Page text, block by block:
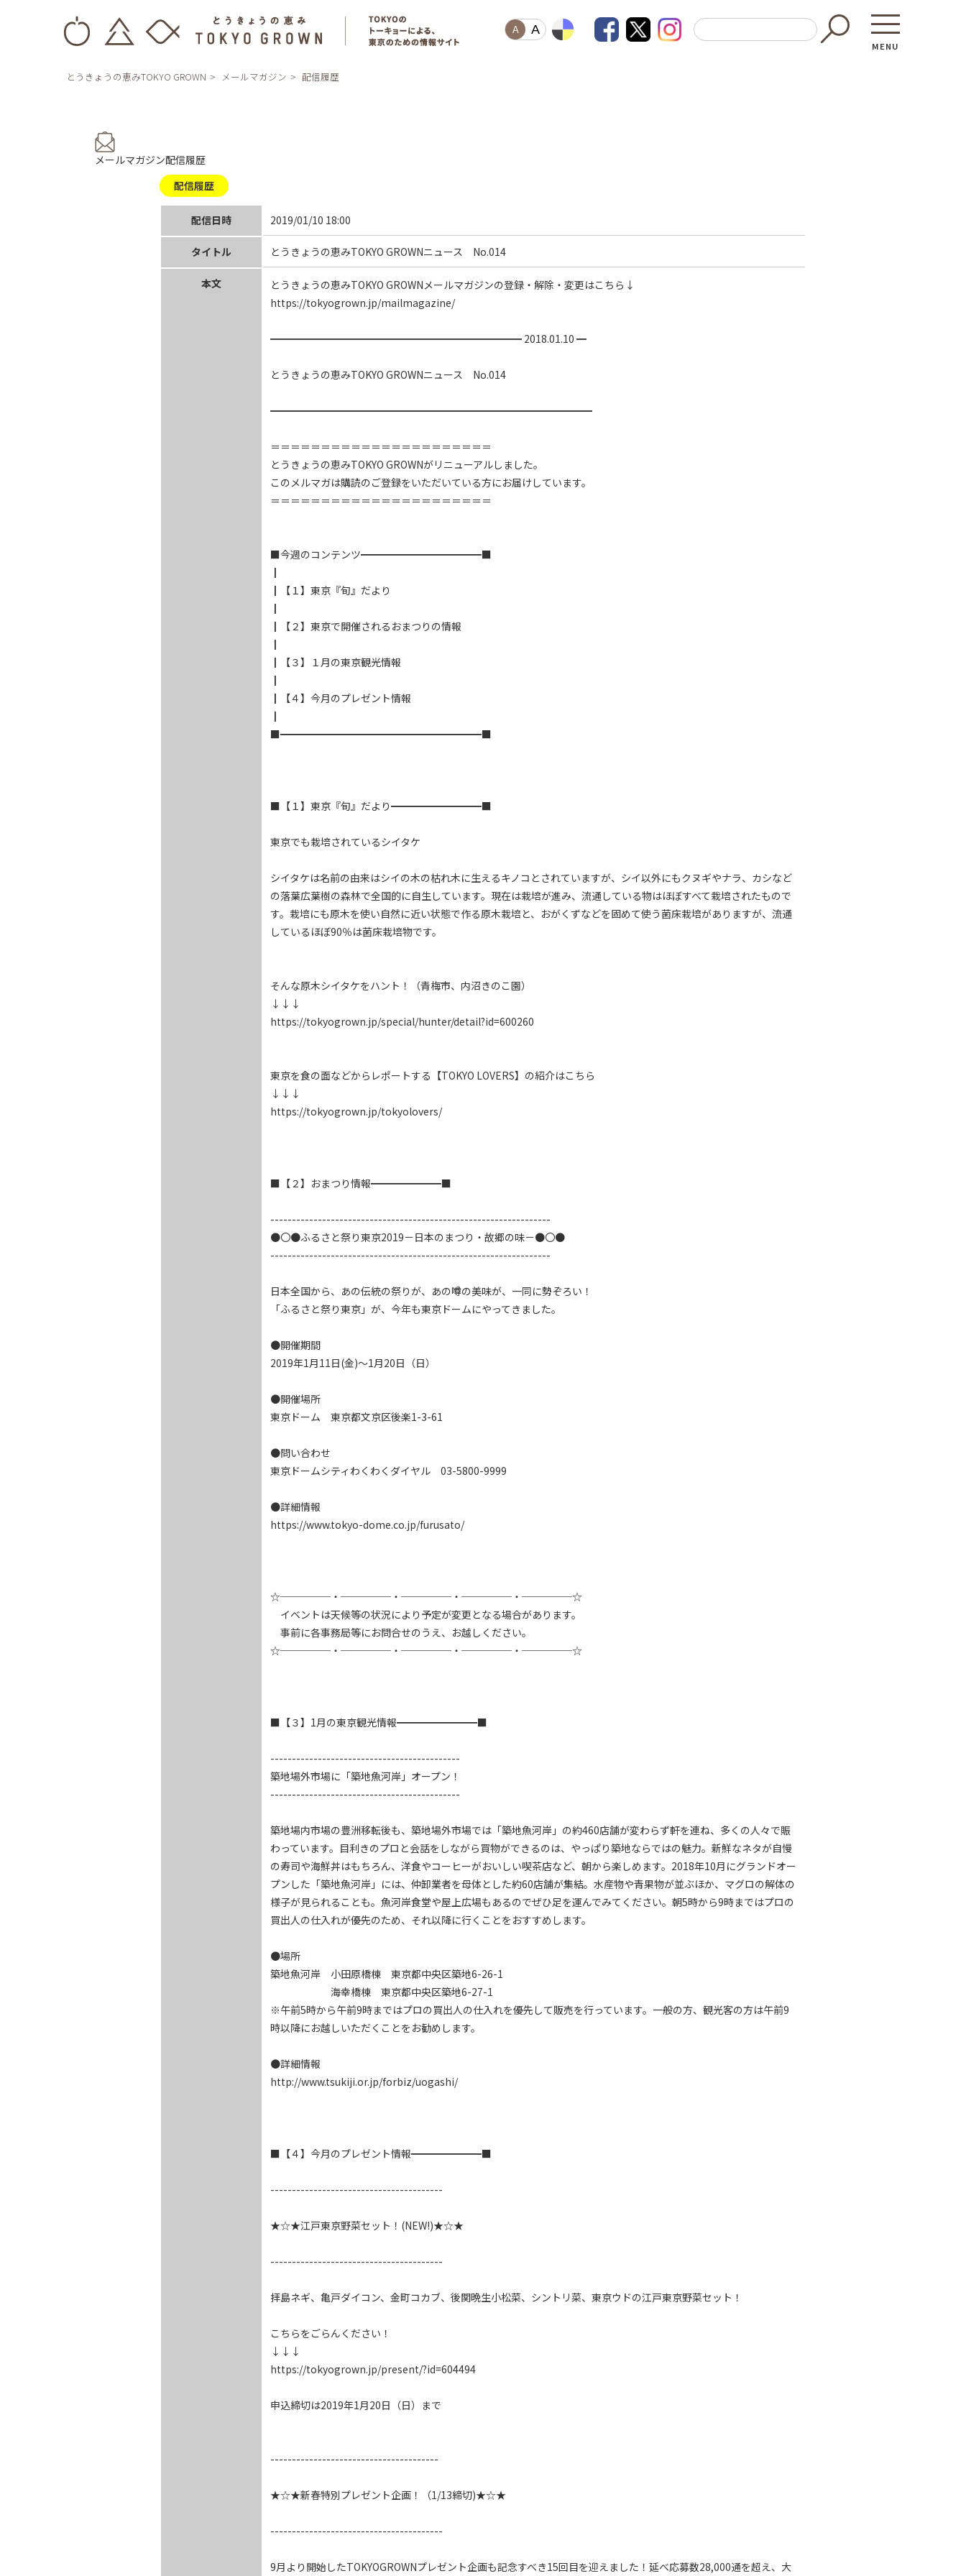
A A
MENU
とうきょうの恵みTOKYO GROWN メールマガジン 配信履歴
メールマガジン配信履歴
配信履歴
配信日時 2019/01/10 18:00
タイトル とうきょうの恵みTOKYO GROWNニュース No.014
本文
とうきょうの恵みTOKYO GROWNメールマガジンの登録・解除・変更はこちら↓
https://tokyogrown.jp/mailmagazine/
━━━━━━━━━━━━━━━━━━━━━━━━━ 2018.01.10 ━
とうきょうの恵みTOKYO GROWNニュース　No.014
━━━━━━━━━━━━━━━━━━━━━━━━━━━━━━━━
＝＝＝＝＝＝＝＝＝＝＝＝＝＝＝＝＝＝＝＝＝＝
とうきょうの恵みTOKYO GROWNがリニューアルしました。
このメルマガは購読のご登録をいただいている方にお届けしています。
＝＝＝＝＝＝＝＝＝＝＝＝＝＝＝＝＝＝＝＝＝＝
■今週のコンテンツ━━━━━━━━━━━━■
┃
┃【１】東京『旬』だより
┃
┃【２】東京で開催されるおまつりの情報
┃
┃【３】１月の東京観光情報
┃
┃【４】今月のプレゼント情報
┃
■━━━━━━━━━━━━━━━━━━━━■
■【１】東京『旬』だより━━━━━━━━━■
東京でも栽培されているシイタケ
シイタケは名前の由来はシイの木の枯れ木に生えるキノコとされていますが、シイ以外にもクヌギやナラ、カシなど
の落葉広葉樹の森林で全国的に自生しています。現在は栽培が進み、流通している物はほぼすべて栽培されたもので
す。栽培にも原木を使い自然に近い状態で作る原木栽培と、おがくずなどを固めて使う菌床栽培がありますが、流通
しているほぼ90％は菌床栽培物です。
そんな原木シイタケをハント！（青梅市、内沼きのこ園）
↓↓↓
https://tokyogrown.jp/special/hunter/detail?id=600260
東京を食の面などからレポートする【TOKYO LOVERS】の紹介はこちら
↓↓↓
https://tokyogrown.jp/tokyolovers/
■【２】おまつり情報━━━━━━━■
-----------------------------------------------------------------
●〇●ふるさと祭り東京2019－日本のまつり・故郷の味－●〇●
-----------------------------------------------------------------
日本全国から、あの伝統の祭りが、あの噂の美味が、一同に勢ぞろい！
「ふるさと祭り東京」が、今年も東京ドームにやってきました。
●開催期間
2019年1月11日(金)～1月20日（日）
●開催場所
東京ドーム　東京都文京区後楽1-3-61
●問い合わせ
東京ドームシティわくわくダイヤル　03-5800-9999
●詳細情報
https://www.tokyo-dome.co.jp/furusato/
☆─────・─────・─────・─────・─────☆
イベントは天候等の状況により予定が変更となる場合があります。
事前に各事務局等にお問合せのうえ、お越しください。
☆─────・─────・─────・─────・─────☆
■【３】1月の東京観光情報━━━━━━━━■
--------------------------------------------
築地場外市場に「築地魚河岸」オープン！
--------------------------------------------
築地場内市場の豊洲移転後も、築地場外市場では「築地魚河岸」の約460店舗が変わらず軒を連ね、多くの人々で賑
わっています。目利きのプロと会話をしながら買物ができるのは、やっぱり築地ならではの魅力。新鮮なネタが自慢
の寿司や海鮮丼はもちろん、洋食やコーヒーがおいしい喫茶店など、朝から楽しめます。2018年10月にグランドオー
プンした「築地魚河岸」には、仲卸業者を母体とした約60店舗が集結。水産物や青果物が並ぶほか、マグロの解体の
様子が見られることも。魚河岸食堂や屋上広場もあるのでぜひ足を運んでみてください。朝5時から9時まではプロの
買出人の仕入れが優先のため、それ以降に行くことをおすすめします。
●場所
築地魚河岸　小田原橋棟　東京都中央区築地6-26-1
海幸橋棟　東京都中央区築地6-27-1
※午前5時から午前9時まではプロの買出人の仕入れを優先して販売を行っています。一般の方、観光客の方は午前9
時以降にお越しいただくことをお勧めします。
●詳細情報
http://www.tsukiji.or.jp/forbiz/uogashi/
■【４】今月のプレゼント情報━━━━━━━■
----------------------------------------
★☆★江戸東京野菜セット！(NEW!)★☆★
----------------------------------------
拝島ネギ、亀戸ダイコン、金町コカブ、後関晩生小松菜、シントリ菜、東京ウドの江戸東京野菜セット！
こちらをごらんください！
↓↓↓
https://tokyogrown.jp/present/?id=604494
申込締切は2019年1月20日（日）まで
---------------------------------------
★☆★新春特別プレゼント企画！（1/13締切)★☆★
----------------------------------------
9月より開始したTOKYOGROWNプレゼント企画も記念すべき15回目を迎えました！延べ応募数28,000通を超え、大